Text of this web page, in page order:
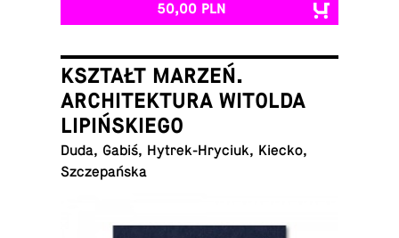
50,00 PLN
KSZTAŁT MARZEŃ.
ARCHITEKTURA WITOLDA
LIPIŃSKIEGO
Duda, Gabiś, Hy­trek-Hry­ciuk, Kiecko,
Szczepańska